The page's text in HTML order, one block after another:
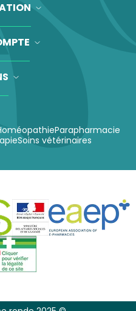
Parapharmacie
Soins vétérinaires